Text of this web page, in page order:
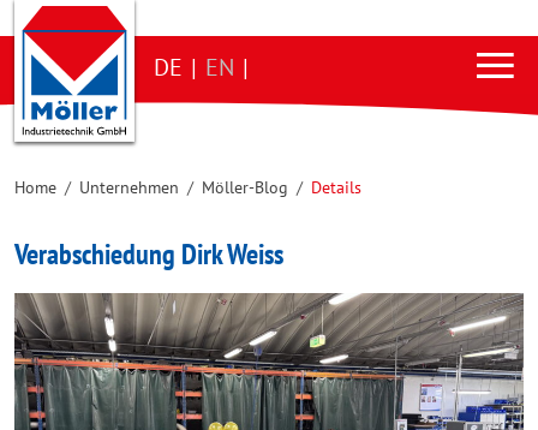
DE | EN |
Home / Unternehmen / Möller-Blog / Details
Verabschiedung Dirk Weiss